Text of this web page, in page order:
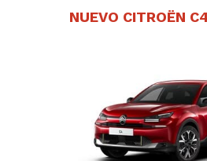
NUEVO CITROËN